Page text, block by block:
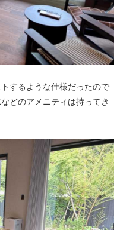
するような仕様だったので
どのアメニティは持ってき